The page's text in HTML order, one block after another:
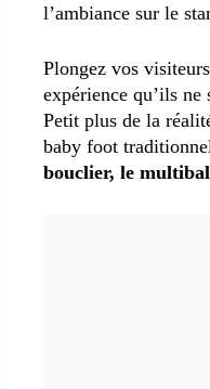
l’ambiance sur le
Plongez vos
expérience qu’ils ne
Petit plus de la
baby foot
bouclier, le